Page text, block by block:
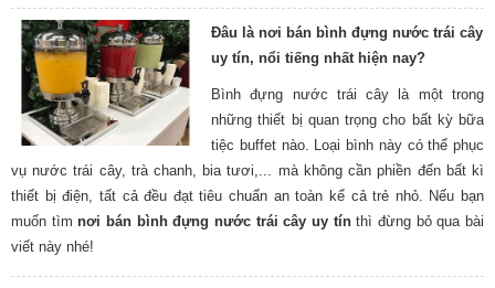
Đâu là nơi bán bình đựng nước trái cây
uy tín, nổi tiếng nhất hiện nay?
Bình đựng nước trái cây là một trong
những thiết bị quan trọng cho bất kỳ bữa
tiệc buffet nào. Loại bình này có thể phục
vụ nước trái cây, trà chanh, bia tươi,... mà không cần phiền đến bất kì
thiết bị điện, tất cả đều đạt tiêu chuẩn an toàn kể cả trẻ nhỏ. Nếu bạn
muốn tìm nơi bán bình đựng nước trái cây uy tínthì đừng bỏ qua bài
viết này nhé!